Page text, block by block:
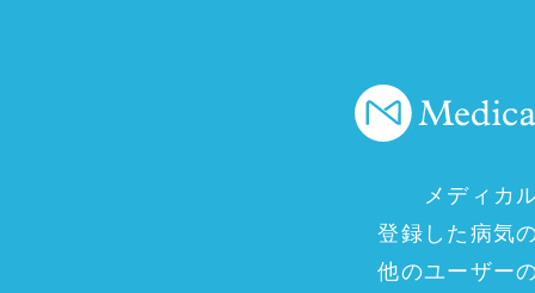
メディカ
登録した病気
他のユーザー